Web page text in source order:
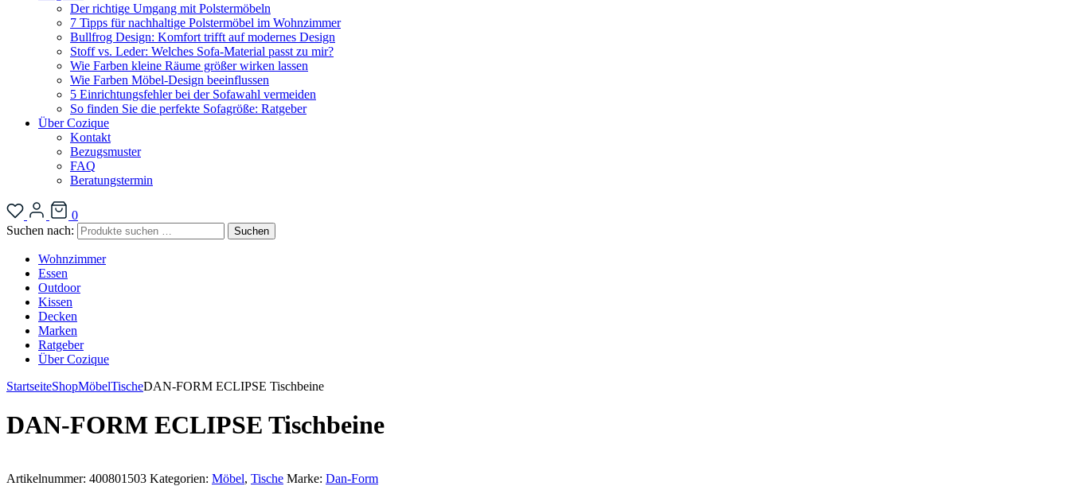
Der richtige Umgang mit Polstermöbeln
7 Tipps für nachhaltige Polstermöbel im Wohnzimmer
Bullfrog Design: Komfort trifft auf modernes Design
Stoff vs. Leder: Welches Sofa-Material passt zu mir?
Wie Farben kleine Räume größer wirken lassen
Wie Farben Möbel-Design beeinflussen
5 Einrichtungsfehler bei der Sofawahl vermeiden
So finden Sie die perfekte Sofagröße: Ratgeber
Über Cozique
Kontakt
Bezugsmuster
FAQ
Beratungstermin
0
Suchen nach:
Suchen
Wohnzimmer
Essen
Outdoor
Kissen
Decken
Marken
Ratgeber
Über Cozique
StartseiteShopMöbelTischeDAN-FORM ECLIPSE Tischbeine
DAN-FORM ECLIPSE Tischbeine
Artikelnummer: 400801503 Kategorien: Möbel, Tische Marke: Dan-Form